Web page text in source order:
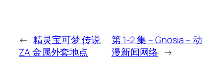
← 精灵宝可梦 传说
ZA 金属外套地点
第 1-2 集 – Gnosia – 动
漫新闻网络 →